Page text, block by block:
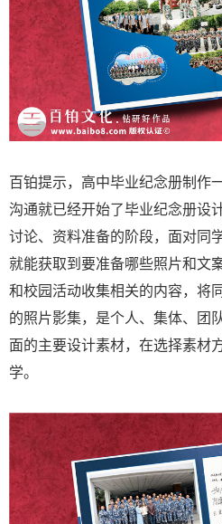
百铂提示，高中毕业纪念册制作
沟通就已经开始了毕业纪念册设
讨论、资料准备的阶段，面对同
就能获取到要准备哪些照片和文
和校园活动收集相关的内容，将
的照片影集，是个人、集体、团
面的主要设计素材，在选择素材
学。